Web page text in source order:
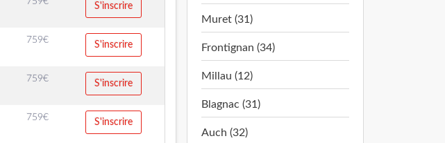
S'inscrire
759€ S'inscrire
759€ S'inscrire
759€ S'inscrire
Muret (31)
Frontignan (34)
Millau (12)
Blagnac (31)
Auch (32)